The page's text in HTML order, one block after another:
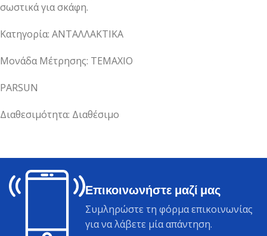
σωστικά για σκάφη.
Κατηγορία: ΑΝΤΑΛΛΑΚΤΙΚΑ
Μονάδα Μέτρησης: ΤΕΜΑΧΙΟ
PARSUN
Διαθεσιμότητα: Διαθέσιμο
Επικοινωνήστε μαζί μας
Συμληρώστε τη φόρμα επικοινωνίας
για να λάβετε μία απάντηση.